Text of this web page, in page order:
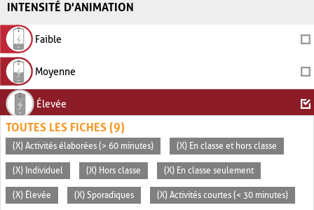
INTENSITÉ D'ANIMATION
Faible
Moyenne
Élevée
TOUTES LES FICHES (9)
(X) Activités élaborées (> 60 minutes) (X) En classe et hors classe
(X) Individuel (X) Hors classe (X) En classe seulement
(X) Élevée (X) Sporadiques (X) Activités courtes (< 30 minutes)